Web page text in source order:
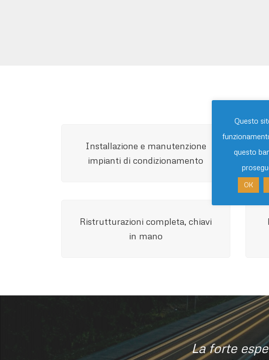
Installazione e manutenzione
impianti di condizionamento
Ristrutturazioni completa, chiavi
in mano
La forte
Questo
questo
OK